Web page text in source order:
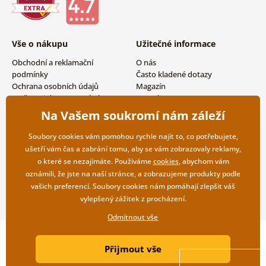
Shui, květiny
art,černobílé,mapy,
olejomalby, města,lidé ,andělé
láska,jídla a nápoje nápisy a citáty
podle čísel
. Obrazy jsou vhodné do každé místnosti.
Vyberte si u nás
obrazy do obýváku
koupelny,ložnice neboobrazy do kuchyně.
Vše o nákupu
Obchodní a reklamační
podmínky
Ochrana osobních údajů
Možnosti dopravy a platby
Vrácení zboží
Užitečné informace
O nás
Často kladené dotazy
Magazín
Kontakty
Velkoobchodní spolupráce
Copyright ©2019 © Dovido.cz.
Litvanyi.sk| E-shop vytvořila
Na Vašem soukromí nám záleží
Soubory cookies vám pomohou rychle najít to, co potřebujete,
ušetří vám čas a zabrání tomu, aby se vám zobrazovaly reklamy,
o které se nezajímáte. Používámecookies, abychom vám
oznámili, že jste na naší stránce, a zobrazujeme produkty podle
vašich preferencí. Soubory cookies nám pomáhají zlepšit váš
vylepšený zážitek z procházení.
Odmítnout vše
Přijmout vše